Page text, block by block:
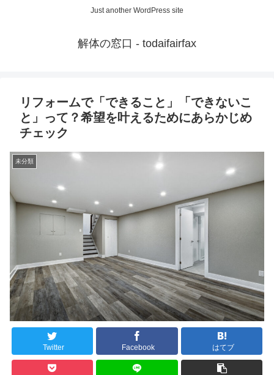
Just another WordPress site
解体の窓口 - todaifairfax
リフォームで「できること」「できないこ
と」って？希望を叶えるためにあらかじめ
チェック
未分類
Twitter Facebook はてブ